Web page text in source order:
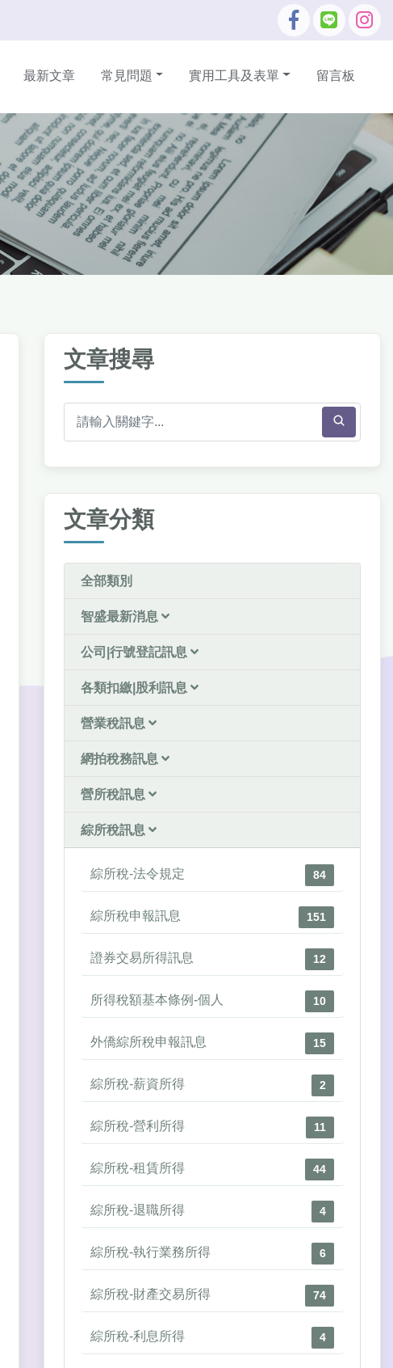
最新文章 常見問題 實用工具及表單 留言板
文章搜尋
文章分類
全部類別
智盛最新消息
公司|行號登記訊息
各類扣繳|股利訊息
營業稅訊息
網拍稅務訊息
營所稅訊息
綜所稅訊息
綜所稅-法令規定 84
綜所稅申報訊息 151
證券交易所得訊息 12
所得稅額基本條例-個人 10
外僑綜所稅申報訊息 15
綜所稅-薪資所得 2
綜所稅-營利所得 11
綜所稅-租賃所得 44
綜所稅-退職所得 4
綜所稅-執行業務所得 6
綜所稅-財產交易所得 74
綜所稅-利息所得 4